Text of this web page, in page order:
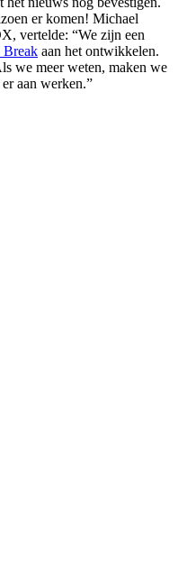
er komen! Michael
vertelde: “We zijn een
Break aan het ontwikkelen.
we meer weten, maken we
aan werken.”